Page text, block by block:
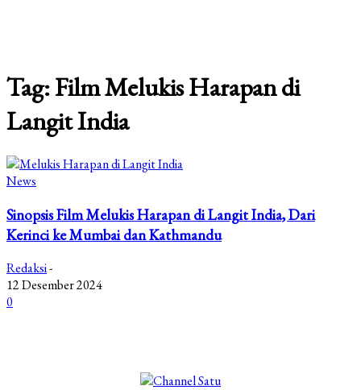
Tag: Film Melukis Harapan di
Langit India
News
Sinopsis Film Melukis Harapan di Langit India, Dari
Kerinci ke Mumbai dan Kathmandu
Redaksi-
12 Desember 2024
0